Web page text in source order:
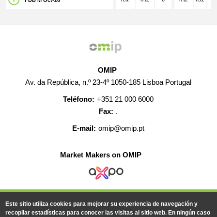
OMIP
Av. da República, n.º 23-4º 1050-185 Lisboa Portugal
Teléfono: +351 21 000 6000
Fax: .
E-mail: omip@omip.pt
Market Makers on OMIP
AYUDA CONTACTO EMPLEO
MAPA WEB
INFORMACIÓN LEGAL
Este sitio utiliza cookies para mejorar su experiencia de navegación y
recopilar estadísticas para conocer las visitas al sitio web. En ningún caso